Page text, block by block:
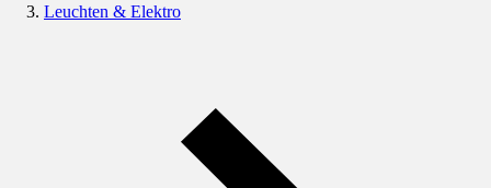
Leuchten & Elektro